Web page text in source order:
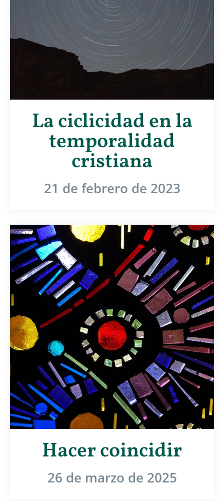
La ciclicidad en la
temporalidad
cristiana
21 de febrero de 2023
Hacer coincidir
26 de marzo de 2025